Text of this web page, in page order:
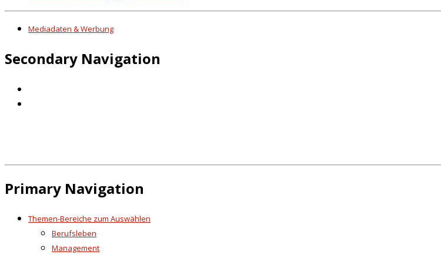
Mediadaten & Werbung
Secondary Navigation
Primary Navigation
Themen-Bereiche zum Auswählen
Berufsleben
Management